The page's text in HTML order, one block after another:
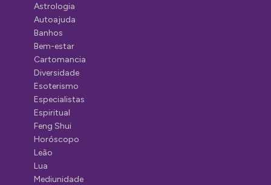
Astrologia
Autoajuda
Banhos
Bem-estar
Cartomancia
Diversidade
Esoterismo
Especialistas
Espiritual
Feng Shui
Horóscopo
Leão
Lua
Mediunidade